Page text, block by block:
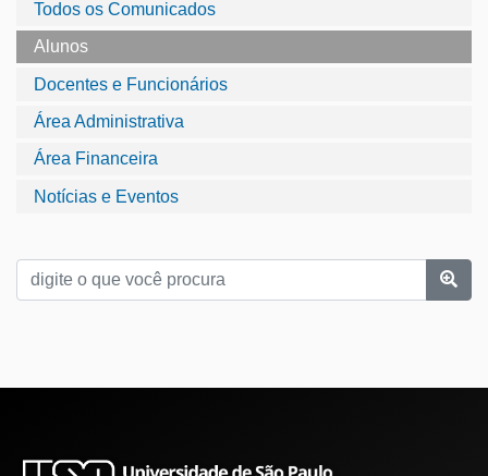
Todos os Comunicados
Alunos
Docentes e Funcionários
Área Administrativa
Área Financeira
Notícias e Eventos